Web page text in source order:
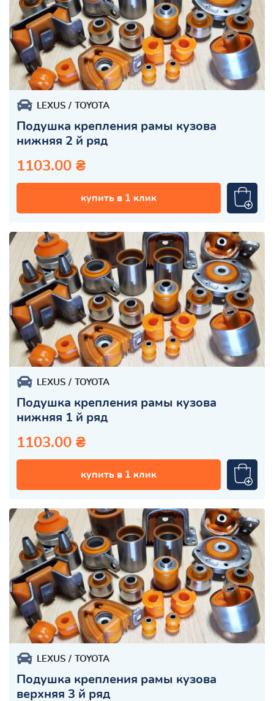
LEXUS TOYOTA
Подушка крепления рамы кузова
нижняя 2 й ряд
1103.00 ₴
купить в 1 клик
LEXUS TOYOTA
Подушка крепления рамы кузова
нижняя 1 й ряд
1103.00 ₴
купить в 1 клик
LEXUS TOYOTA
Подушка крепления рамы кузова
верхняя 3 й ряд